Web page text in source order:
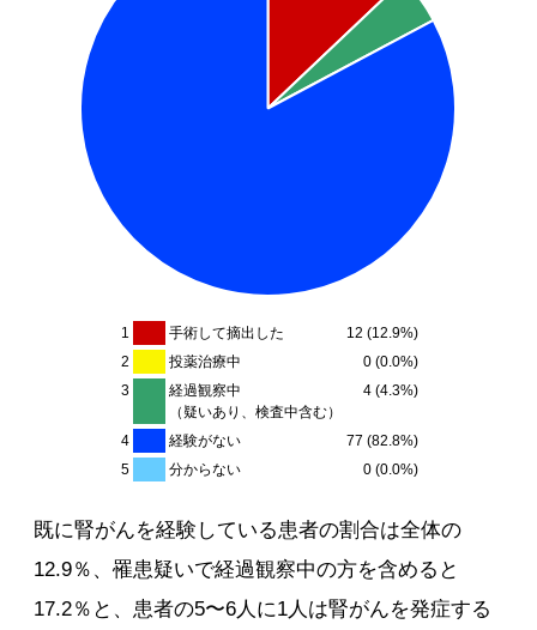
1 手術して摘出した
12 (12.9%)
2
投薬治療中
0 (0.0%)
3
経過観察中
（疑いあり、検査中含む）
4 (4.3%)
4 経験がない
77 (82.8%)
5
分からない 0 (0.0%)
既に腎がんを経験している患者の割合は全体の
12.9％、罹患疑いで経過観察中の方を含めると
17.2％と、患者の5〜6人に1人は腎がんを発症する